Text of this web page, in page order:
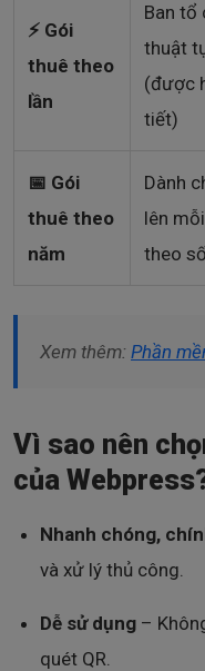
⚡ Gói
thuê theo
lần
Ban tổ
thuật
(được
tiết)
📅 Gói
thuê theo
năm
Dành
lên
theo
Xem thêm: Phần
Vì sao nên
của
Nhanh chóng,
và xử lý thủ công.
Dễ sử dụng –
quét QR.